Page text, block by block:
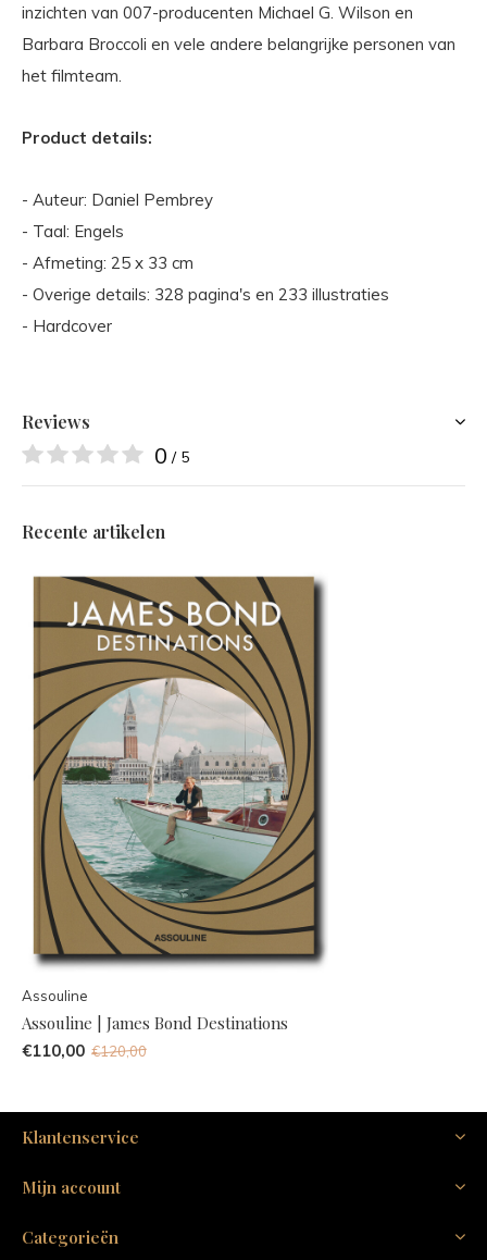
inzichten van 007-producenten Michael G. Wilson en
Barbara Broccoli en vele andere belangrijke personen van
het filmteam.
Product details:
- Auteur: Daniel Pembrey
- Taal: Engels
- Afmeting: 25 x 33 cm
- Overige details: 328 pagina's en 233 illustraties
- Hardcover
Reviews
0 / 5
Recente artikelen
Assouline
Assouline | James Bond Destinations
€110,00 €120,00
Klantenservice
Mijn account
Categorieën